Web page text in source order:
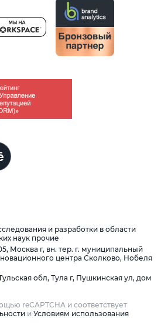
и разработки в области
наук прочие
Москва г, вн. тер. г. муниципальный
центра Сколково, Нобеля
обл, Тула г, Пушкинская ул, дом
reCAPTCHA и соответствует
и Условиям использования